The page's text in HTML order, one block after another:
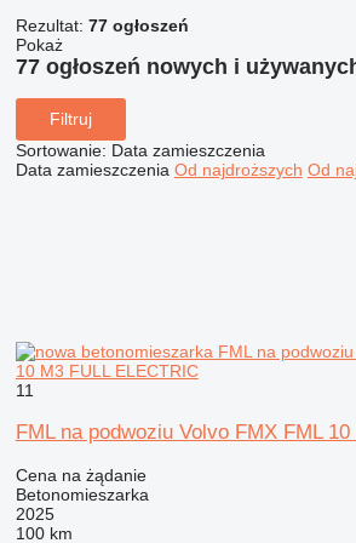
Rezultat: 77 ogłoszeń
Pokaż
77 ogłoszeń nowych i
Filtruj
Sortowanie: Data zamieszczenia
Data zamieszczenia Od najdroższych Od
10 M3 FULL ELECTRIC
11
FML na podwoziu Volvo FMX FML
Cena na żądanie
Betonomieszarka
2025
100 km